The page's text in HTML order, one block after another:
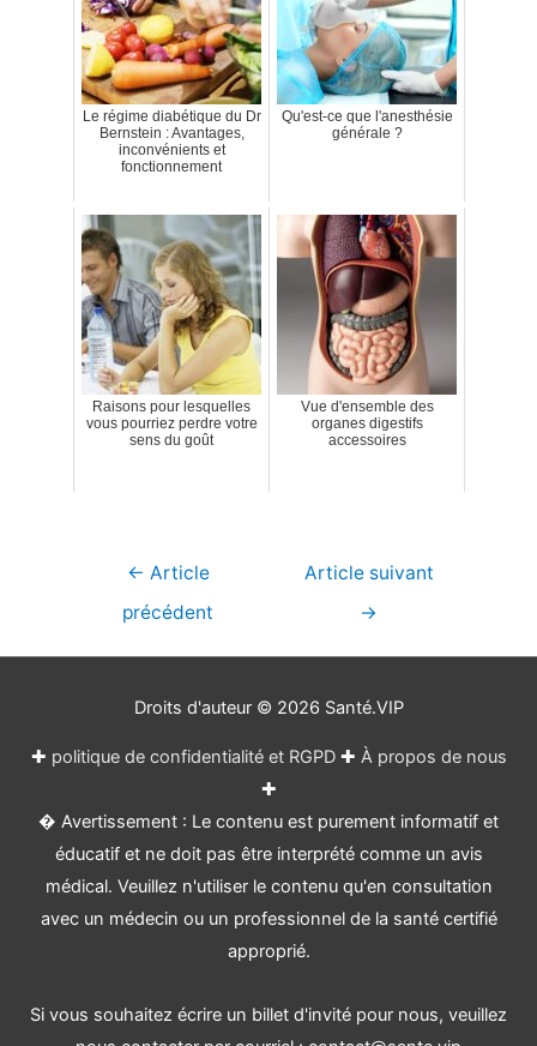
Le régime diabétique du Dr
Bernstein : Avantages,
inconvénients et
fonctionnement
Qu'est-ce que l'anesthésie
générale ?
Raisons pour lesquelles
vous pourriez perdre votre
sens du goût
Vue d'ensemble des
organes digestifs
accessoires
Navigation
← Article
précédent
Article suivant
→
Droits d'auteur © 2026 Santé.VIP
✚ politique de confidentialité et RGPD✚ À propos de nous
✚
� Avertissement : Le contenu est purement informatif et
éducatif et ne doit pas être interprété comme un avis
médical. Veuillez n'utiliser le contenu qu'en consultation
avec un médecin ou un professionnel de la santé certifié
approprié.
Si vous souhaitez écrire un billet d'invité pour nous, veuillez